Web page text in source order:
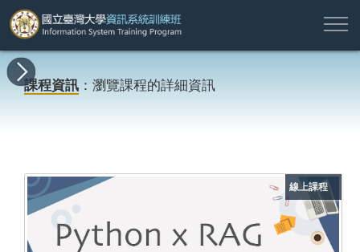
所
有
課
新
消
程
地
資
簡
業
名
名
資
於
本
願
專
註
入
課程資訊 ：瀏覽課程的詳細資訊
線上課程